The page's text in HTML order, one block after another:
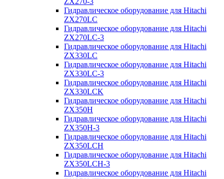
Гидравлическое оборудование для Hitachi
ZX270LC
Гидравлическое оборудование для Hitachi
ZX270LC-3
Гидравлическое оборудование для Hitachi
ZX330LC
Гидравлическое оборудование для Hitachi
ZX330LC-3
Гидравлическое оборудование для Hitachi
ZX330LCK
Гидравлическое оборудование для Hitachi
ZX350H
Гидравлическое оборудование для Hitachi
ZX350H-3
Гидравлическое оборудование для Hitachi
ZX350LCH
Гидравлическое оборудование для Hitachi
ZX350LCH-3
Гидравлическое оборудование для Hitachi